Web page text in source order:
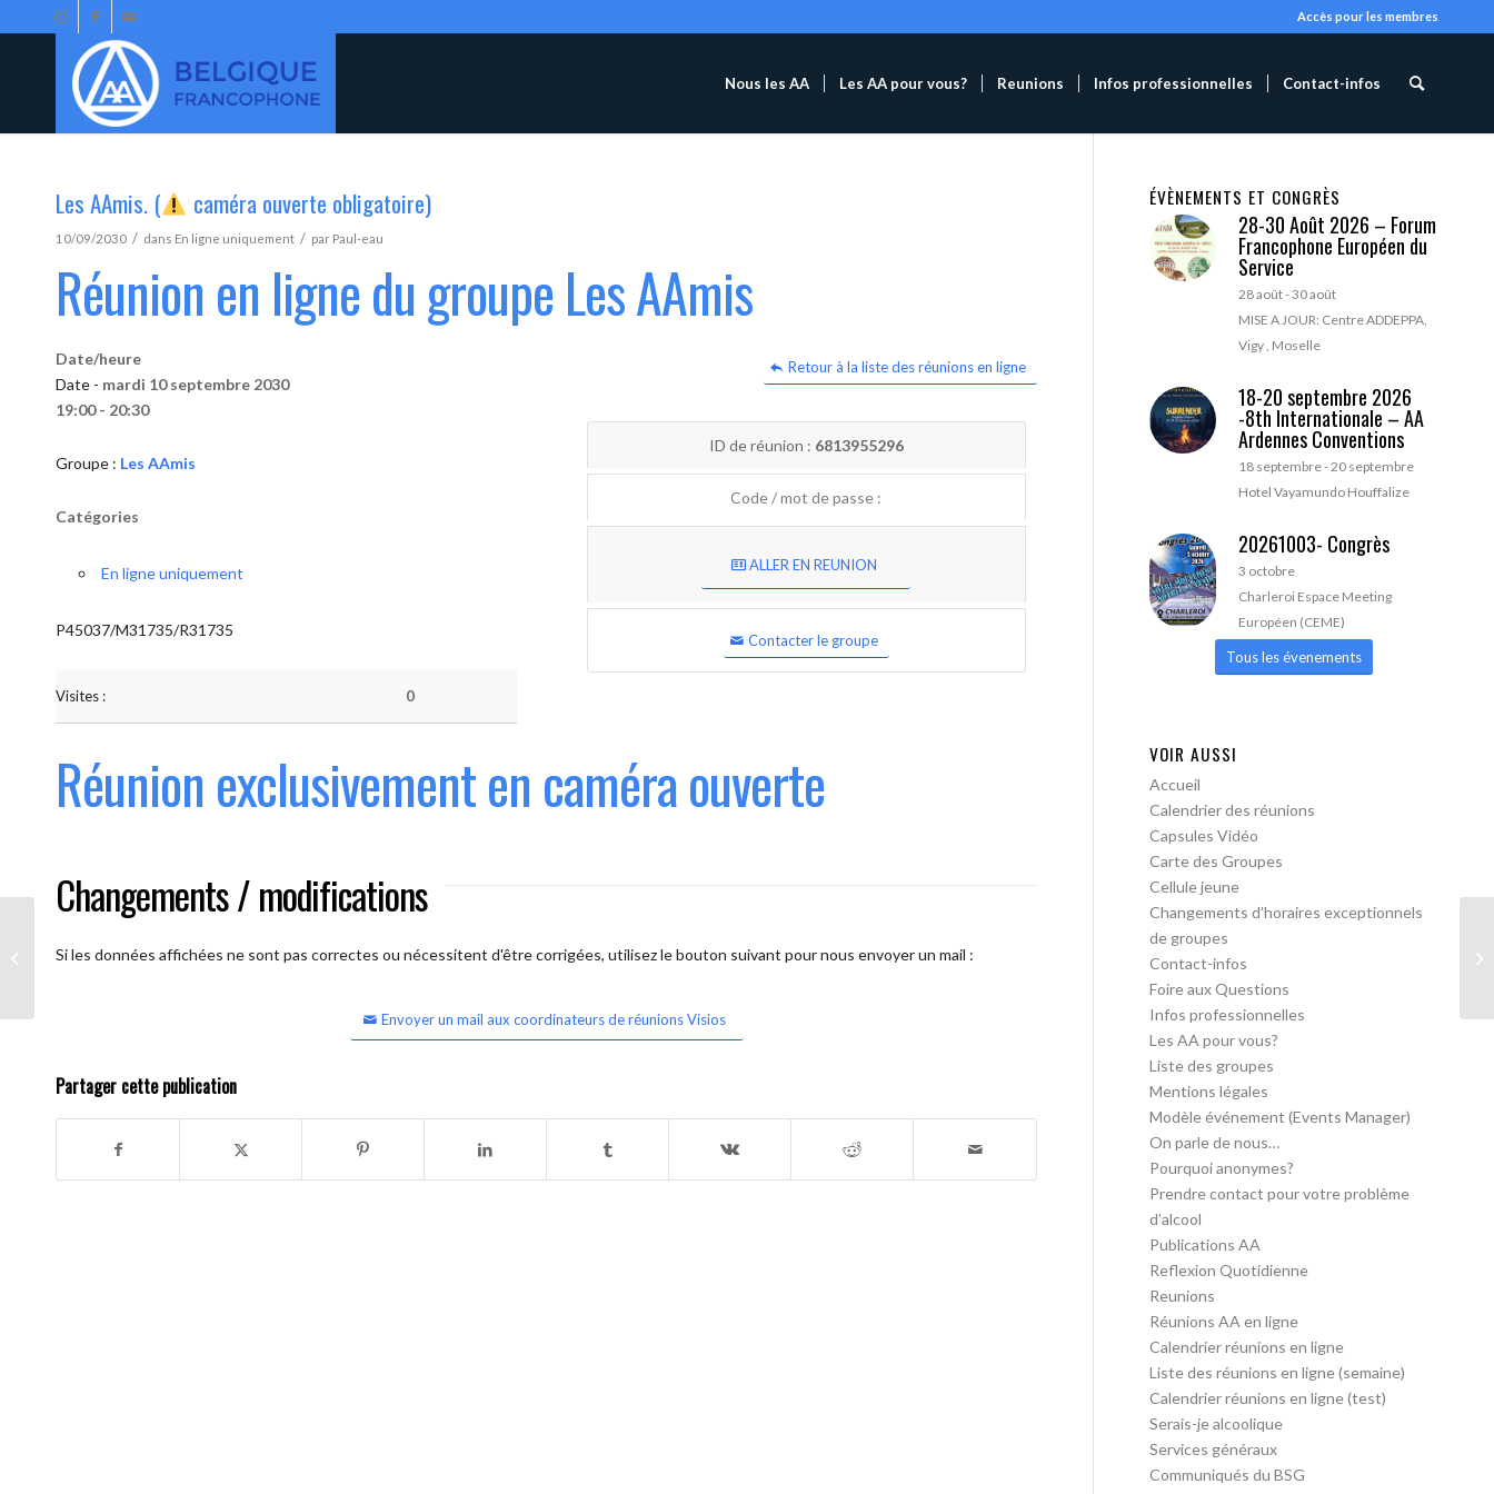
Accès pour les membres
Nous les AA Les AA pour vous? Reunions Infos professionnelles Contact-infos
Les AAmis. ( caméra ouverte obligatoire)
10/09/2030 / dans En ligne uniquement / par Paul-eau
Réunion en ligne du groupe Les AAmis
Retour à la liste des réunions en ligne
Date/heure
Date - mardi 10 septembre 2030
19:00 - 20:30
Groupe : Les AAmis
Catégories
En ligne uniquement
P45037/M31735/R31735
Visites : 0
ID de réunion : 6813955296
Code / mot de passe :
ALLER EN REUNION
Contacter le groupe
Réunion exclusivement en caméra ouverte
Changements / modifications
Si les données affichées ne sont pas correctes ou nécessitent d'être corrigées, utilisez le bouton suivant pour nous envoyer un mail :
Envoyer un mail aux coordinateurs de réunions Visios
Partager cette publication
ÉVÈNEMENTS ET CONGRÈS
28-30 Août 2026 – Forum
Francophone Européen du
Service
28 août-30 août
MISE A JOUR: Centre ADDEPPA,
Vigy , Moselle
18-20 septembre 2026
-8th Internationale – AA
Ardennes Conventions
18 septembre-20 septembre
Hotel Vayamundo Houffalize
20261003- Congrès
3 octobre
Charleroi Espace Meeting
Européen (CEME)
Tous les évenements
VOIR AUSSI
Accueil
Calendrier des réunions
Capsules Vidéo
Carte des Groupes
Cellule jeune
Changements d’horaires exceptionnels
de groupes
Contact-infos
Foire aux Questions
Infos professionnelles
Les AA pour vous?
Liste des groupes
Mentions légales
Modèle événement (Events Manager)
On parle de nous…
Pourquoi anonymes?
Prendre contact pour votre problème
d’alcool
Publications AA
Reflexion Quotidienne
Reunions
Réunions AA en ligne
Calendrier réunions en ligne
Liste des réunions en ligne (semaine)
Calendrier réunions en ligne (test)
Serais-je alcoolique
Services généraux
Communiqués du BSG
Les AAmis. (
caméra ouverte